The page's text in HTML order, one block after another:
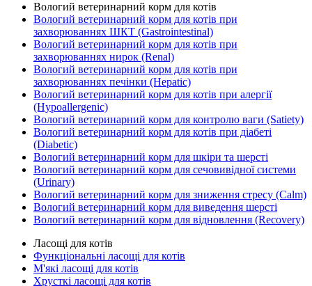
Вологий ветеринарний корм для котів
Вологий ветеринарний корм для котів при
захворюваннях ШКТ (Gastrointestinal)
Вологий ветеринарний корм для котів при
захворюваннях нирок (Renal)
Вологий ветеринарний корм для котів при
захворюваннях печінки (Hepatic)
Вологий ветеринарний корм для котів при алергії
(Hypoallergenic)
Вологий ветеринарний корм для контролю ваги (Satiety)
Вологий ветеринарний корм для котів при діабеті
(Diabetic)
Вологий ветеринарний корм для шкіри та шерсті
Вологий ветеринарний корм для сечовивідної системи
(Urinary)
Вологий ветеринарний корм для зниження стресу (Calm)
Вологий ветеринарний корм для виведення шерсті
Вологий ветеринарний корм для відновлення (Recovery)
Ласощі для котів
Функціональні ласощі для котів
М'які ласощі для котів
Хрусткі ласощі для котів